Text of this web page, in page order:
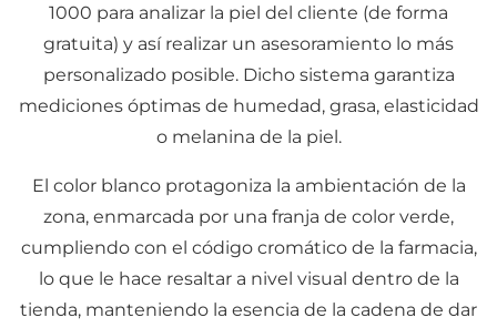
1000 para analizar la piel del cliente (de forma
gratuita) y así realizar un asesoramiento lo más
personalizado posible. Dicho sistema garantiza
mediciones óptimas de humedad, grasa, elasticidad
o melanina de la piel.
El color blanco protagoniza la ambientación de la
zona, enmarcada por una franja de color verde,
cumpliendo con el código cromático de la farmacia,
lo que le hace resaltar a nivel visual dentro de la
tienda, manteniendo la esencia de la cadena de dar